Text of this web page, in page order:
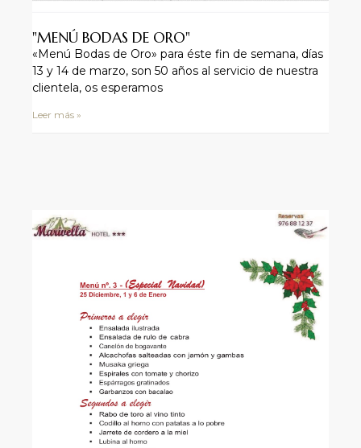
"MENÚ BODAS DE ORO"
«Menú Bodas de Oro» para éste fin de semana, días
13 y 14 de marzo, son 50 años al servicio de nuestra
clientela, os esperamos
Leer más »